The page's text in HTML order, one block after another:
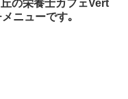
の栄養士カフェVert
ニューです｡